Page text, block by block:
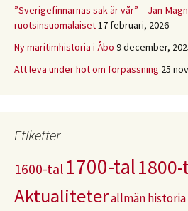
”Sverigefinnarnas sak är vår” – Jan-
ruotsinsuomalaiset17 februari, 2026
Ny maritimhistoria i Åbo 9 december,
Att leva under hot om förpassning 25
Etiketter
1600-tal 1700-tal
Aktualiteterallmän historia